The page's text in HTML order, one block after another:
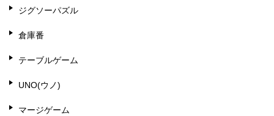
ジグソーパズル
倉庫番
テーブルゲーム
UNO(ウノ)
マージゲーム